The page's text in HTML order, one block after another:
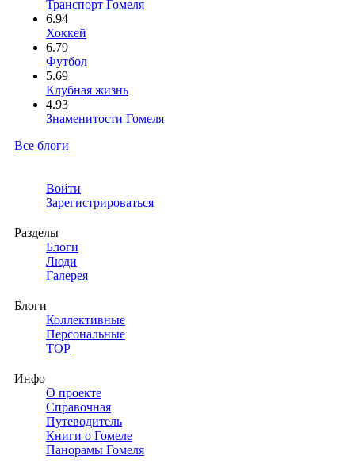
Транспорт Гомеля
6.94
Хоккей
6.79
Футбол
5.69
Клубная жизнь
4.93
Знаменитости Гомеля
Все блоги
Войти
Зарегистрироваться
Разделы
Блоги
Люди
Галерея
Блоги
Коллективные
Персональные
TOP
Инфо
О проекте
Справочная
Путеводитель
Книги о Гомеле
Панорамы Гомеля